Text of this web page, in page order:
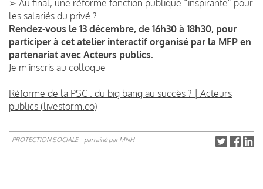
➢ Au final, une réforme fonction publique “inspirante” pour
les salariés du privé ?
Rendez-vous le 13 décembre, de 16h30 à 18h30, pour
participer à cet atelier interactif organisé par la MFP en
partenariat avec Acteurs publics.
Je m'inscris au colloque
Réforme de la PSC : du big bang au succès ? | Acteurs
publics (livestorm.co)
PROTECTION SOCIALE parrainé parMNH